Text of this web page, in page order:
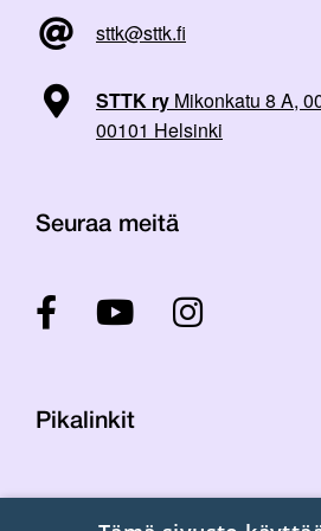
sttk@sttk.fi
STTK ry Mikonkatu 8 A,
00101 Helsinki
Seuraa meitä
Pikalinkit